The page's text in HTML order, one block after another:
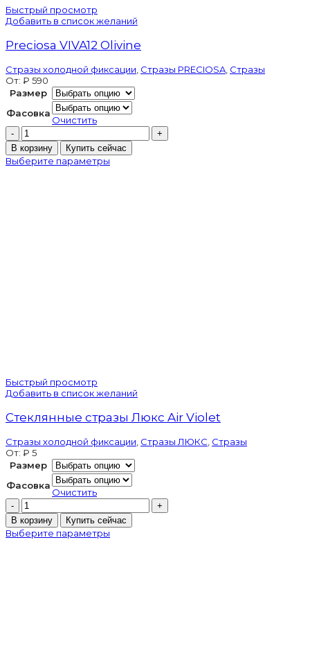
Быстрый просмотр
Добавить в список желаний
Preciosa VIVA12 Olivine
Стразы холодной фиксации Стразы PRECIOSA Стразы
От: ₽ 590
Размер
Фасовка
Очистить
Количество
товара
Preciosa
VIVA12
В корзину Купить сейчас
Выберите параметры
Быстрый просмотр
Добавить в список желаний
Стеклянные стразы Люкс Air Violet
Стразы холодной фиксации Стразы ЛЮКС Стразы
От: ₽ 5
Размер
Фасовка
Очистить
Количество
товара
Стеклянные
стразы
В корзину Купить сейчас
Выберите параметры